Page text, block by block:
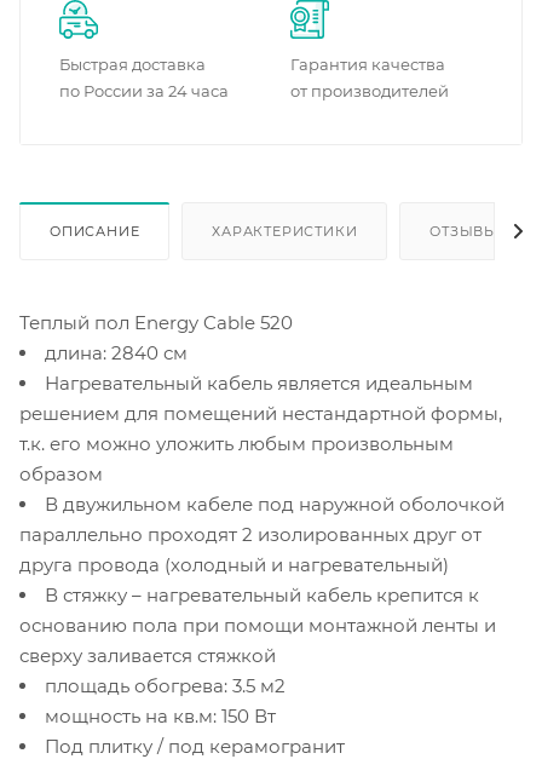
Быстрая доставка
по России за 24 часа
Гарантия качества
от производителей
ОПИСАНИЕ ХАРАКТЕРИСТИКИ ОТЗЫВЫ
Теплый пол Energy Cable 520
длина: 2840 см
Нагревательный кабель является идеальным
решением для помещений нестандартной формы,
т.к. его можно уложить любым произвольным
образом
В двужильном кабеле под наружной оболочкой
параллельно проходят 2 изолированных друг от
друга провода (холодный и нагревательный)
В стяжку – нагревательный кабель крепится к
основанию пола при помощи монтажной ленты и
сверху заливается стяжкой
площадь обогрева: 3.5 м2
мощность на кв.м: 150 Вт
Под плитку / под керамогранит